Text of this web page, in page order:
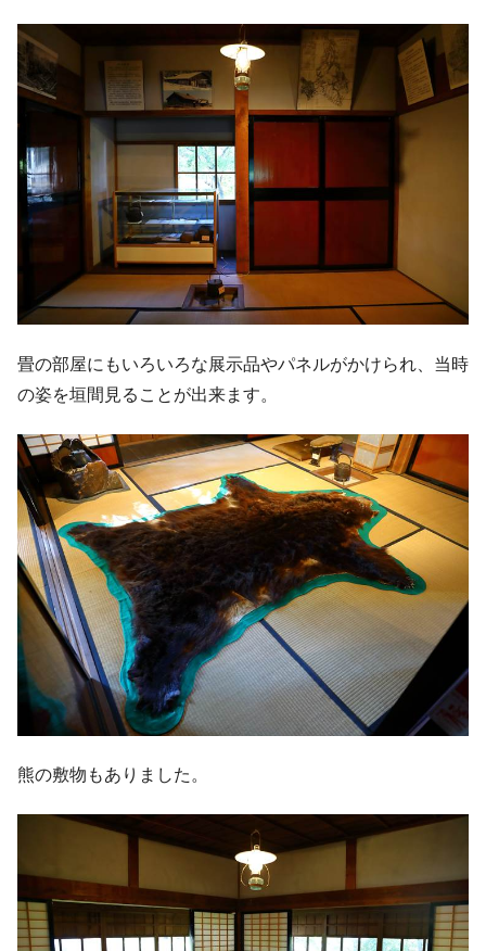
畳の部屋にもいろいろな展示品やパネルがかけられ、当時
の姿を垣間見ることが出来ます。
熊の敷物もありました。